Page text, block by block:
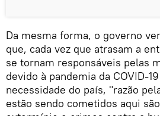
Da mesma forma, o governo
que, cada vez que atrasam a
se tornam responsáveis pelas
devido à pandemia da COVID-
necessidade do país, "razão
estão sendo cometidos aqui